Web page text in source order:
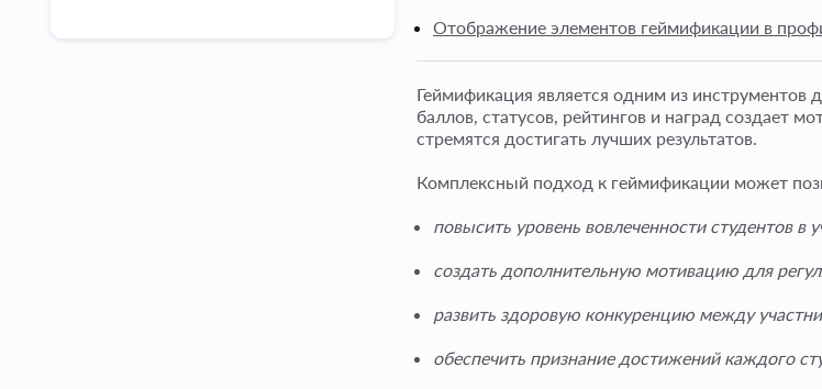
Отображение элементов геймификации в
Геймификация является одним из инструментов
баллов, статусов, рейтингов и наград создает
стремятся достигать лучших результатов.
Комплексный подход к геймификации может
повысить уровень вовлеченности студентов в
создать дополнительную мотивацию для
развить здоровую конкуренцию между
обеспечить признание достижений каждого